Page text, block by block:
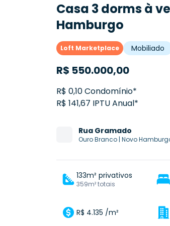
Casa 3 dorms à
Hamburgo
Loft Marketplace Mobiliado
R$ 550.000,00
R$ 0,10 Condomínio*
R$ 141,67 IPTU Anual*
Rua Gramado
Ouro Branco | Novo
133m² privativos
359m² totais
R$ 4.135 /m²